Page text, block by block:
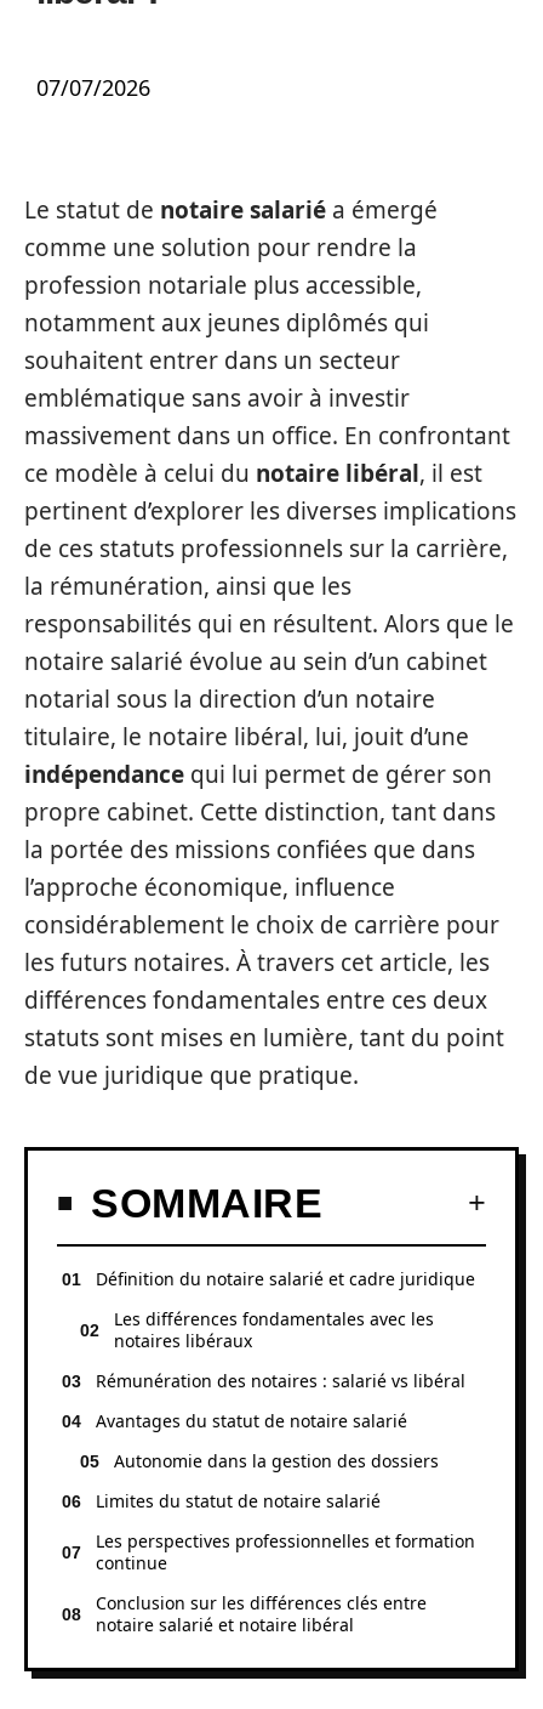
07/07/2026
Le statut de notaire salarié a émergé
comme une solution pour rendre la
profession notariale plus accessible,
notamment aux jeunes diplômés qui
souhaitent entrer dans un secteur
emblématique sans avoir à investir
massivement dans un office. En confrontant
ce modèle à celui du notaire libéral, il est
pertinent d’explorer les diverses implications
de ces statuts professionnels sur la carrière,
la rémunération, ainsi que les
responsabilités qui en résultent. Alors que le
notaire salarié évolue au sein d’un cabinet
notarial sous la direction d’un notaire
titulaire, le notaire libéral, lui, jouit d’une
indépendance qui lui permet de gérer son
propre cabinet. Cette distinction, tant dans
la portée des missions confiées que dans
l’approche économique, influence
considérablement le choix de carrière pour
les futurs notaires. À travers cet article, les
différences fondamentales entre ces deux
statuts sont mises en lumière, tant du point
de vue juridique que pratique.
SOMMAIRE
Définition du notaire salarié et cadre juridique
Les différences fondamentales avec les
notaires libéraux
Rémunération des notaires : salarié vs libéral
Avantages du statut de notaire salarié
Autonomie dans la gestion des dossiers
Limites du statut de notaire salarié
Les perspectives professionnelles et formation
continue
Conclusion sur les différences clés entre
notaire salarié et notaire libéral